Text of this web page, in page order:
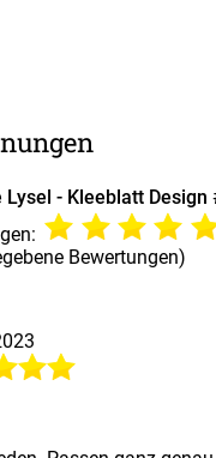
- Kleeblatt Design
Bewertungen)